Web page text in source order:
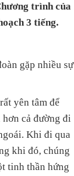
trình của
3 tiếng.
gặp nhiều sự
yên tâm để
cả đường đi
Khi đi qua
khi đó, chúng
tinh thần hứng